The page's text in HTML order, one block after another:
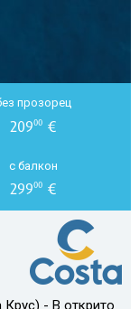
- В открито
прозорец
20900 €
с балкон
29900 €